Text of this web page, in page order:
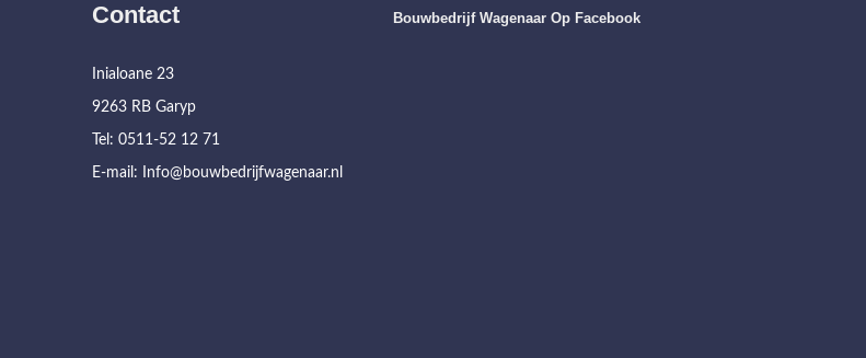
Contact
Inialoane 23
9263 RB Garyp
Tel: 0511-52 12 71
E-mail: Info@bouwbedrijfwagenaar.nl
Bouwbedrijf Wagenaar Op Facebook